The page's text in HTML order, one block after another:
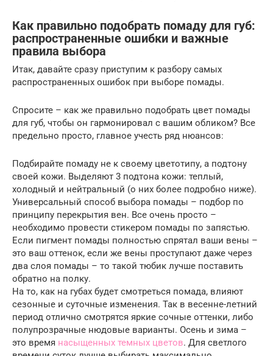
Как правильно подобрать помаду для губ:
распространенные ошибки и важные
правила выбора
Итак, давайте сразу приступим к разбору самых
распространенных ошибок при выборе помады.
Спросите – как же правильно подобрать цвет помады
для губ, чтобы он гармонировал с вашим обликом? Все
предельно просто, главное учесть ряд нюансов:
Подбирайте помаду не к своему цветотипу, а подтону
своей кожи. Выделяют 3 подтона кожи: теплый,
холодный и нейтральный (о них более подробно ниже).
Универсальный способ выбора помады – подбор по
принципу перекрытия вен. Все очень просто –
необходимо провести стикером помады по запястью.
Если пигмент помады полностью спрятал ваши вены –
это ваш оттенок, если же вены проступают даже через
два слоя помады – то такой тюбик лучше поставить
обратно на полку.
На то, как на губах будет смотреться помада, влияют
сезонные и суточные изменения. Так в весенне-летний
период отлично смотрятся яркие сочные оттенки, либо
полупрозрачные нюдовые варианты. Осень и зима –
это время насыщенных темных цветов. Для светлого